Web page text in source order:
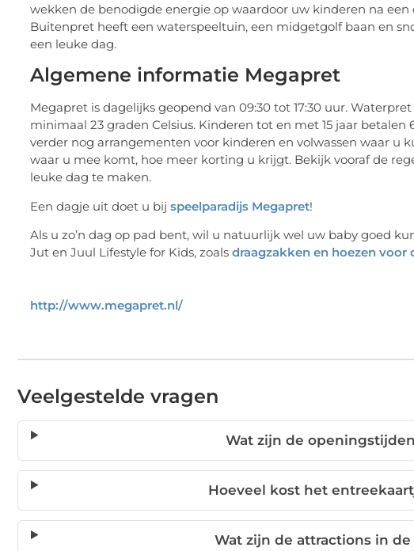
wekken de benodigde energie op waardoor uw kinderen na
Buitenpret heeft een waterspeeltuin, een midgetgolf baan en
een leuke dag.
Algemene informatie Megapret
Megapret is dagelijks geopend van 09:30 tot 17:30 uur.
minimaal 23 graden Celsius. Kinderen tot en met 15 jaar betalen
verder nog arrangementen voor kinderen en volwassen waar u
waar u mee komt, hoe meer korting u krijgt. Bekijk vooraf de
leuke dag te maken.
Een dagje uit doet u bij speelparadijs Megapret!
Als u zo’n dag op pad bent, wil u natuurlijk wel uw baby goed
Jut en Juul Lifestyle for Kids, zoals draagzakken en hoezen voor
http://www.megapret.nl/
Veelgestelde vragen
Wat zijn de
Hoeveel kost het
Wat zijn de attractions in